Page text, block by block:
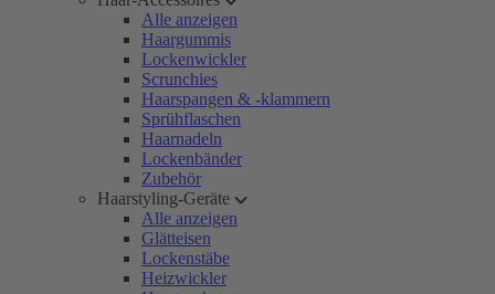
Alle anzeigen
Haargummis
Lockenwickler
Scrunchies
Haarspangen & -klammern
Sprühflaschen
Haarnadeln
Lockenbänder
Zubehör
Haarstyling-Geräte
Alle anzeigen
Glätteisen
Lockenstäbe
Heizwickler